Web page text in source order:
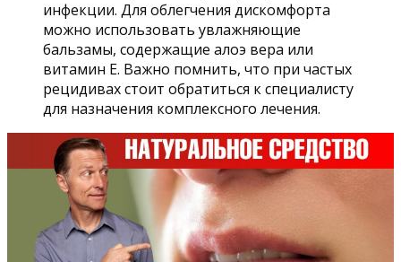
инфекции. Для облегчения дискомфорта
можно использовать увлажняющие
бальзамы, содержащие алоэ вера или
витамин Е. Важно помнить, что при частых
рецидивах стоит обратиться к специалисту
для назначения комплексного лечения.